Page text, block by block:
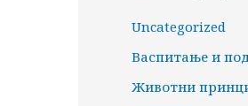
Uncategorized
Васпитање и
Животни